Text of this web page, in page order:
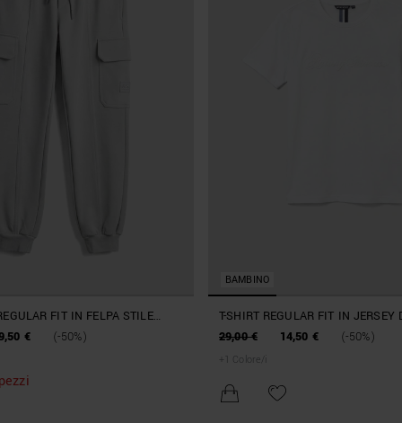
FIT IN FELPA STILE
€ (-50%)
BAMBINO
T-SHIRT REGULAR FIT IN JERSEY
STAMPA LOGO
29,00 € 14,50 € (-50%)
+ Colore/i